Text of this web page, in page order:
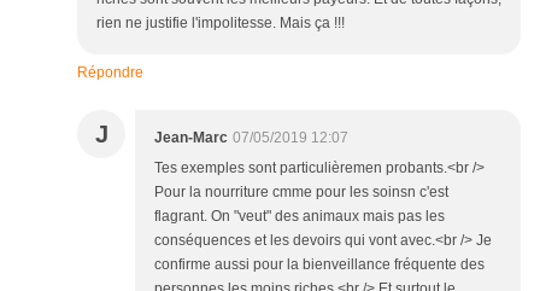
rien ne justifie l'impolitesse. Mais ça !!!
Répondre
J Jean-Marc 07/05/2019 12:07
Tes exemples sont particulièremen probants.<br />
Pour la nourriture cmme pour les soinsn c'est
flagrant. On "veut" des animaux mais pas les
conséquences et les devoirs qui vont avec.<br /> Je
confirme aussi pour la bienveillance fréquente des